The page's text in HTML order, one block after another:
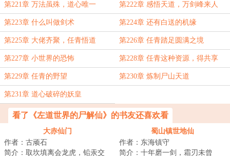
第221章 万法虽殊，道心唯一 第222章 感悟天道，万剑峰来人
第223章 什么叫做剑术 第224章 还有白送的机缘
第225章 大佬齐聚，任青悟道 第226章 任青踏足圆满之境
第227章 小世界的恐怖 第228章 任青这种资源，得共享
第229章 任青的野望 第230章 炼制尸山天道
第231章 道心破碎的妖皇
看了《左道世界的尸解仙》的书友还喜欢看
大赤仙门
作者：古顽石
简介：取坎填离会龙虎，铅汞交
蜀山镇世地仙
作者：东海镇守
简介：十年磨一剑，霜刃未曾